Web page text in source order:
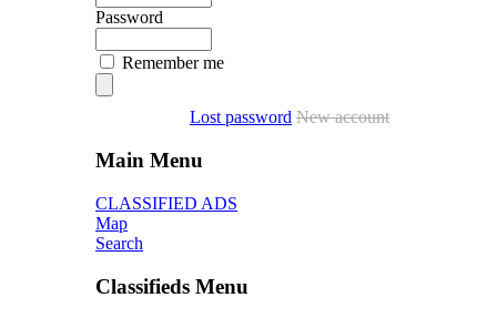
Password
Remember me
Lost password New account
Main Menu
CLASSIFIED ADS
Map
Search
Classifieds Menu